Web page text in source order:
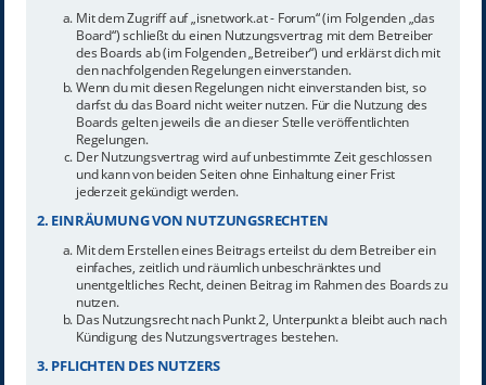
Mit dem Zugriff auf „isnetwork.at - Forum“ (im Folgenden „das
Board“) schließt du einen Nutzungsvertrag mit dem Betreiber
des Boards ab (im Folgenden „Betreiber“) und erklärst dich mit
den nachfolgenden Regelungen einverstanden.
Wenn du mit diesen Regelungen nicht einverstanden bist, so
darfst du das Board nicht weiter nutzen. Für die Nutzung des
Boards gelten jeweils die an dieser Stelle veröffentlichten
Regelungen.
Der Nutzungsvertrag wird auf unbestimmte Zeit geschlossen
und kann von beiden Seiten ohne Einhaltung einer Frist
jederzeit gekündigt werden.
2. EINRÄUMUNG VON NUTZUNGSRECHTEN
Mit dem Erstellen eines Beitrags erteilst du dem Betreiber ein
einfaches, zeitlich und räumlich unbeschränktes und
unentgeltliches Recht, deinen Beitrag im Rahmen des Boards zu
nutzen.
Das Nutzungsrecht nach Punkt 2, Unterpunkt a bleibt auch nach
Kündigung des Nutzungsvertrages bestehen.
3. PFLICHTEN DES NUTZERS